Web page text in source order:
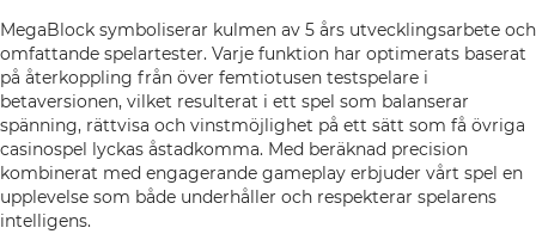
MegaBlock symboliserar kulmen av 5 års utvecklingsarbete och
omfattande spelartester. Varje funktion har optimerats baserat
på återkoppling från över femtiotusen testspelare i
betaversionen, vilket resulterat i ett spel som balanserar
spänning, rättvisa och vinstmöjlighet på ett sätt som få övriga
casinospel lyckas åstadkomma. Med beräknad precision
kombinerat med engagerande gameplay erbjuder vårt spel en
upplevelse som både underhåller och respekterar spelarens
intelligens.